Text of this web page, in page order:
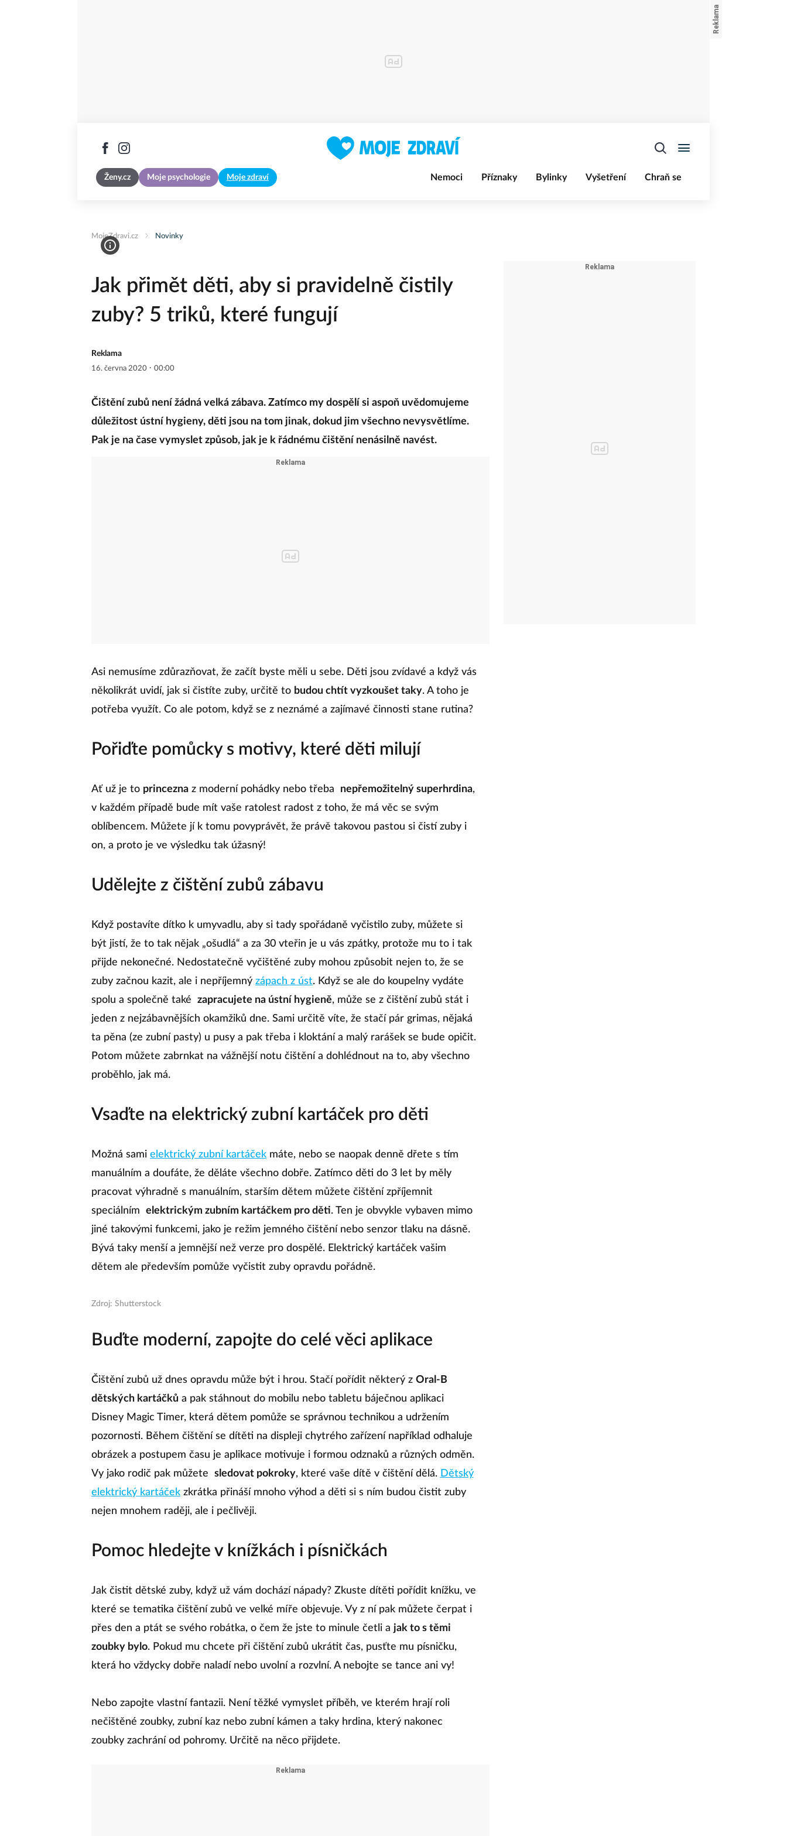
Ženy.cz Moje psychologie Moje zdraví Nemoci Příznaky Bylinky Vyšetření Chraň se
MojeZdravi.cz Novinky
Jak přimět děti, aby si pravidelně čistily
zuby? 5 triků, které fungují
Reklama
16. června 2020 · 00:00
Čištění zubů není žádná velká zábava. Zatímco my dospělí si aspoň uvědomujeme
důležitost ústní hygieny, děti jsou na tom jinak, dokud jim všechno nevysvětlíme.
Pak je na čase vymyslet způsob, jak je k řádnému čištění nenásilně navést.
Asi nemusíme zdůrazňovat, že začít byste měli u sebe. Děti jsou zvídavé a když vás
několikrát uvidí, jak si čistíte zuby, určitě to budou chtít vyzkoušet taky. A toho je
potřeba využít. Co ale potom, když se z neznámé a zajímavé činnosti stane rutina?
Pořiďte pomůcky s motivy, které děti milují
Ať už je to princezna z moderní pohádky nebo třeba nepřemožitelný superhrdina,
v každém případě bude mít vaše ratolest radost z toho, že má věc se svým
oblíbencem. Můžete jí k tomu povyprávět, že právě takovou pastou si čistí zuby i
on, a proto je ve výsledku tak úžasný!
Udělejte z čištění zubů zábavu
Když postavíte dítko k umyvadlu, aby si tady spořádaně vyčistilo zuby, můžete si
být jistí, že to tak nějak „ošudlá“ a za 30 vteřin je u vás zpátky, protože mu to i tak
přijde nekonečné. Nedostatečně vyčištěné zuby mohou způsobit nejen to, že se
zuby začnou kazit, ale i nepříjemný zápach z úst. Když se ale do koupelny vydáte
spolu a společně také
zapracujete na ústní hygieně, může se z čištění zubů stát i
jeden z nejzábavnějších okamžiků dne. Sami určitě víte, že stačí pár grimas, nějaká
ta pěna (ze zubní pasty) u pusy a pak třeba i kloktání a malý rarášek se bude opičit.
Potom můžete zabrnkat na vážnější notu čištění a dohlédnout na to, aby všechno
proběhlo, jak má.
Vsaďte na elektrický zubní kartáček pro děti
Možná sami elektrický zubní kartáček máte, nebo se naopak denně dřete s tím
manuálním a doufáte, že děláte všechno dobře. Zatímco děti do 3 let by měly
pracovat výhradně s manuálním, starším dětem můžete čištění zpříjemnit
speciálním
elektrickým zubním kartáčkem pro děti. Ten je obvykle vybaven mimo
jiné takovými funkcemi, jako je režim jemného čištění nebo senzor tlaku na dásně.
Bývá taky menší a jemnější než verze pro dospělé. Elektrický kartáček vašim
dětem ale především pomůže vyčistit zuby opravdu pořádně.
Zdroj: Shutterstock
Buďte moderní, zapojte do celé věci aplikace
Čištění zubů už dnes opravdu může být i hrou. Stačí pořídit některý z Oral-B
dětských kartáčků a pak stáhnout do mobilu nebo tabletu báječnou aplikaci
Disney Magic Timer, která dětem pomůže se správnou technikou a udržením
pozornosti. Během čištění se dítěti na displeji chytrého zařízení například odhaluje
obrázek a postupem času je aplikace motivuje i formou odznaků a různých odměn.
Vy jako rodič pak můžete
sledovat pokroky, které vaše dítě v čištění dělá. Dětský
elektrický kartáček zkrátka přináší mnoho výhod a děti si s ním budou čistit zuby
nejen mnohem raději, ale i pečlivěji.
Pomoc hledejte v knížkách i písničkách
Jak čistit dětské zuby, když už vám dochází nápady? Zkuste dítěti pořídit knížku, ve
které se tematika čištění zubů ve velké míře objevuje. Vy z ní pak můžete čerpat i
přes den a ptát se svého robátka, o čem že jste to minule četli a jak to s těmi
zoubky bylo. Pokud mu chcete při čištění zubů ukrátit čas, pusťte mu písničku,
která ho vždycky dobře naladí nebo uvolní a rozvlní. A nebojte se tance ani vy!
Nebo zapojte vlastní fantazii. Není těžké vymyslet příběh, ve kterém hrají roli
nečištěné zoubky, zubní kaz nebo zubní kámen a taky hrdina, který nakonec
zoubky zachrání od pohromy. Určitě na něco přijdete.